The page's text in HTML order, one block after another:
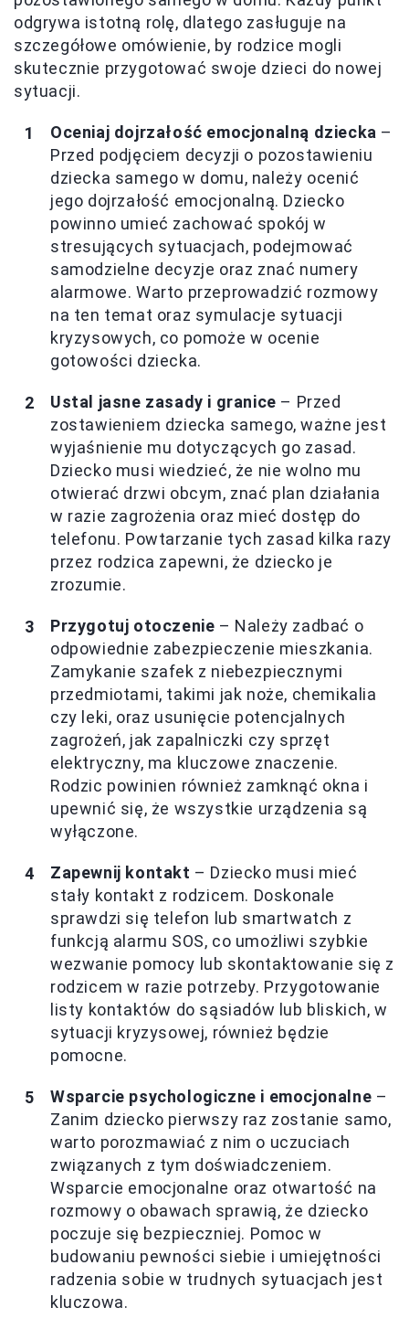
odgrywa istotną rolę, dlatego zasługuje na
szczegółowe omówienie, by rodzice mogli
skutecznie przygotować swoje dzieci do nowej
sytuacji.
Oceniaj dojrzałość emocjonalną dziecka –
Przed podjęciem decyzji o pozostawieniu
dziecka samego w domu, należy ocenić
jego dojrzałość emocjonalną. Dziecko
powinno umieć zachować spokój w
stresujących sytuacjach, podejmować
samodzielne decyzje oraz znać numery
alarmowe. Warto przeprowadzić rozmowy
na ten temat oraz symulacje sytuacji
kryzysowych, co pomoże w ocenie
gotowości dziecka.
Ustal jasne zasady i granice – Przed
zostawieniem dziecka samego, ważne jest
wyjaśnienie mu dotyczących go zasad.
Dziecko musi wiedzieć, że nie wolno mu
otwierać drzwi obcym, znać plan działania
w razie zagrożenia oraz mieć dostęp do
telefonu. Powtarzanie tych zasad kilka razy
przez rodzica zapewni, że dziecko je
zrozumie.
Przygotuj otoczenie – Należy zadbać o
odpowiednie zabezpieczenie mieszkania.
Zamykanie szafek z niebezpiecznymi
przedmiotami, takimi jak noże, chemikalia
czy leki, oraz usunięcie potencjalnych
zagrożeń, jak zapalniczki czy sprzęt
elektryczny, ma kluczowe znaczenie.
Rodzic powinien również zamknąć okna i
upewnić się, że wszystkie urządzenia są
wyłączone.
Zapewnij kontakt – Dziecko musi mieć
stały kontakt z rodzicem. Doskonale
sprawdzi się telefon lub smartwatch z
funkcją alarmu SOS, co umożliwi szybkie
wezwanie pomocy lub skontaktowanie się z
rodzicem w razie potrzeby. Przygotowanie
listy kontaktów do sąsiadów lub bliskich, w
sytuacji kryzysowej, również będzie
pomocne.
Wsparcie psychologiczne i emocjonalne –
Zanim dziecko pierwszy raz zostanie samo,
warto porozmawiać z nim o uczuciach
związanych z tym doświadczeniem.
Wsparcie emocjonalne oraz otwartość na
rozmowy o obawach sprawią, że dziecko
poczuje się bezpieczniej. Pomoc w
budowaniu pewności siebie i umiejętności
radzenia sobie w trudnych sytuacjach jest
kluczowa.